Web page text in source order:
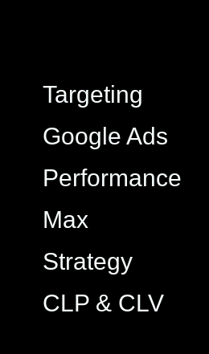
Targeting
Google Ads
Performance
Max
Strategy
CLP & CLV